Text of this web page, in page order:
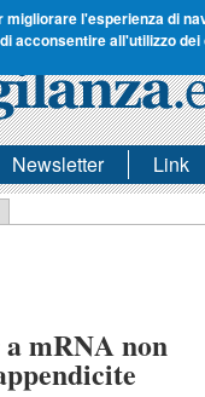
l'esperienza di
acconsentire all'utilizzo dei
Newsletter Link
mRNA non